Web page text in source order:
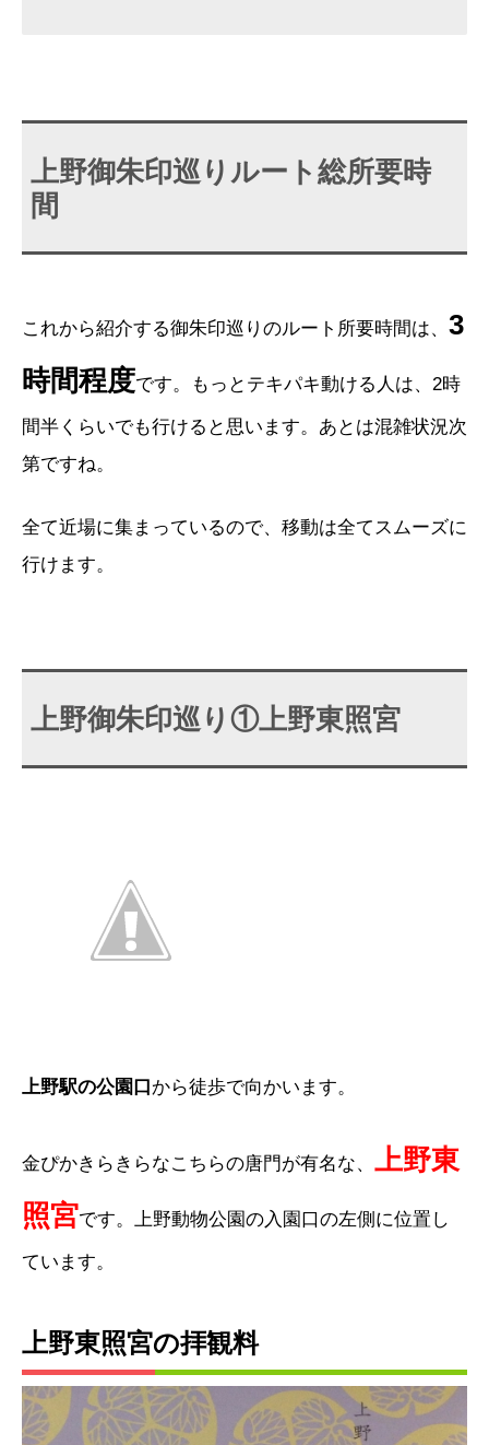
上野御朱印巡りルート総所要時
間
これから紹介する御朱印巡りのルート所要時間は、 3
時間程度です。もっとテキパキ動ける人は、2時
間半くらいでも行けると思います。あとは混雑状況次
第ですね。
全て近場に集まっているので、移動は全てスムーズに
行けます。
上野御朱印巡り①上野東照宮
上野駅の公園口から徒歩で向かいます。
金ぴかきらきらなこちらの唐門が有名な、 上野東
照宮です。上野動物公園の入園口の左側に位置し
ています。
上野東照宮の拝観料